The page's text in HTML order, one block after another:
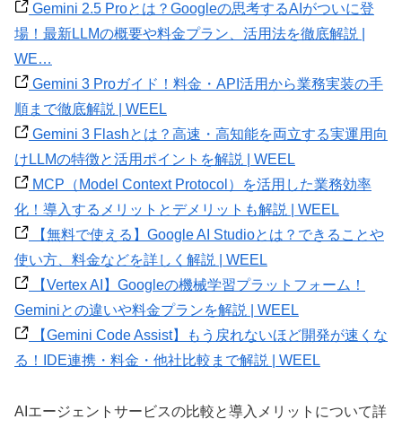
Gemini 2.5 Proとは？Googleの思考するAIがついに登
場！最新LLMの概要や料金プラン、活用法を徹底解説 |
WE…
Gemini 3 Proガイド！料金・API活用から業務実装の手
順まで徹底解説 | WEEL
Gemini 3 Flashとは？高速・高知能を両立する実運用向
けLLMの特徴と活用ポイントを解説 | WEEL
MCP（Model Context Protocol）を活用した業務効率
化！導入するメリットとデメリットも解説 | WEEL
【無料で使える】Google AI Studioとは？できることや
使い方、料金などを詳しく解説 | WEEL
【Vertex AI】Googleの機械学習プラットフォーム！
Geminiとの違いや料金プランを解説 | WEEL
【Gemini Code Assist】もう戻れないほど開発が速くな
る！IDE連携・料金・他社比較まで解説 | WEEL
AIエージェントサービスの比較と導入メリットについて詳